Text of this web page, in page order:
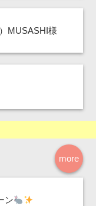
MUSASHI様
more
ン